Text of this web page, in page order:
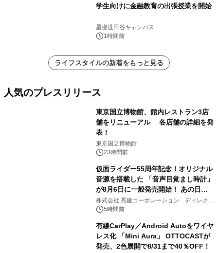
学生向けに金融教育の出張授業を開始
星槎世田谷キャンパス
1時間前
ライフスタイルの新着をもっと見る
人気のプレスリリース
東京国立博物館、館内レストラン3店
舗をリニューアル 各店舗の詳細を発
表！
東京国立博物館
23時間前
仮面ライダー55周年記念！オリジナル
音源を搭載した 「音声目覚まし時計」
が8月6日に一般発売開始！ あの日の
大興奮が今甦る
株式会社 秀建コーポレーション ディレクト
アートギャラリー
5時間前
有線CarPlay／Android Autoをワイヤ
レス化 「Mini Aura」 OTTOCASTが
発売、2色展開で8/31まで40％OFF！